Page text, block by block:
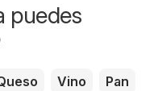
puedes
Vino
Pan